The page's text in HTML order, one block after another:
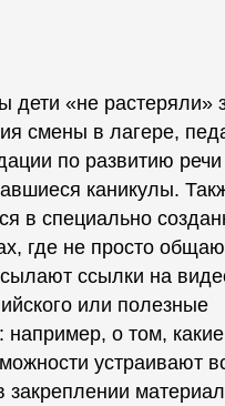
дети «не растеряли»
смены в лагере,
по развитию
каникулы.
в специально
где не просто
ссылки на
или полезные
например, о том, какие
устраивают